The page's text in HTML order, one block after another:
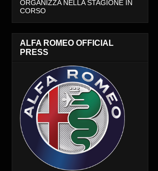
ORGANIZZA NELLA STAGIONE IN
CORSO
ALFA ROMEO OFFICIAL
PRESS